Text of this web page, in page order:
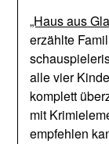
„Haus aus
erzählte
alle vier
komplett
mit
empfehlen